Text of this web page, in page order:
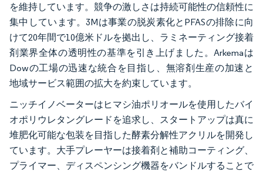
を維持しています。競争の激しさは持続可能性の信頼性に
集中しています。3Mは事業の脱炭素化とPFASの排除に向
けて20年間で10億米ドルを拠出し、ラミネーティング接着
剤業界全体の透明性の基準を引き上げました。Arkemaは
Dowの工場の迅速な統合を目指し、無溶剤生産の加速と
地域サービス範囲の拡大を約束しています。
ニッチイノベーターはヒマシ油ポリオールを使用したバイ
オポリウレタングレードを追求し、スタートアップは真に
堆肥化可能な包装を目指した酵素分解性アクリルを開発し
ています。大手プレーヤーは接着剤と補助コーティング、
プライマー、ディスペンシング機器をバンドルすることで